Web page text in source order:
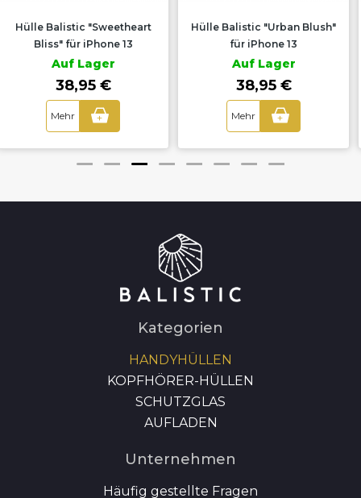
Hülle Balistic "Urban Blush"
für iPhone 13
Auf Lager
38,95 €
Mehr +
Hülle Balistic "Navy Foliage"
für iPhone 13
Auf Lager
38,95 €
Mehr +
Kategorien
HANDYHÜLLEN
KOPFHÖRER-HÜLLEN
SCHUTZGLAS
AUFLADEN
Unternehmen
Häufig gestellte Fragen